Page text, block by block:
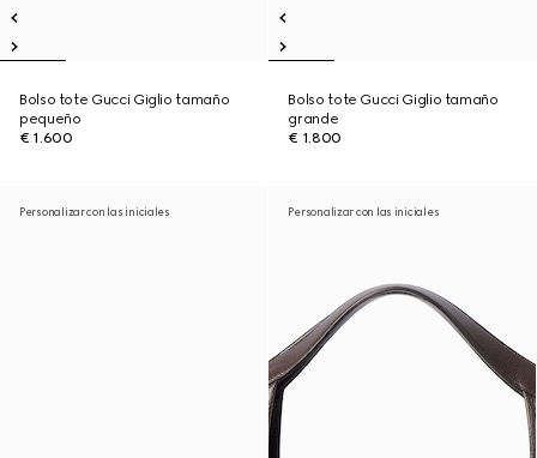
Bolso tote Gucci Giglio tamaño
pequeño
€ 1.600
Bolso tote Gucci Giglio tamaño
grande
€ 1.800
Personalizar con las iniciales Personalizar con las iniciales